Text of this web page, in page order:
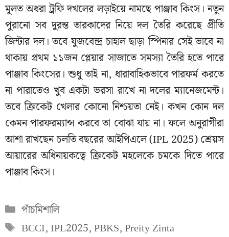
মূলত অধরা ট্রফি দখলের লড়াইয়ে নামছে পাঞ্জাব কিংস। নতুন
পুরানো সব দুরন্ত তারকাদের নিয়ে দল তৈরি করেছে প্রীতি
জিন্টার দল। তবে যুজবেন্দ্র চাহাল ছাড়া স্পিনার সেই ভাবে না
থাকায় প্রথম ১১জন প্লেয়ার সাজাতে সমস্যা তৈরি হতে পারে
পাঞ্জাব কিংসের। শুধু তাই না, ধারাবাহিকভাবে পারফর্ম করতে
না পারাতেও খুব একটা ভরসা রাখে না দলের ম্যানেজমেন্ট।
তবে ক্রিকেট খেলার কোনো নিশ্চয়তা নেই। কখন কোন দল
কেমন পারফরম্যান্স করবে তা বোঝা যায় না। ফলে অনুরাগীরা
আশা রাখছেন চলতি বছরের আইপিএলে (IPL 2025) শ্রেয়স
আয়ারের অধিনায়কত্বে ক্রিকেট মহলেকে চমকে দিতে পারে
পাঞ্জাব কিংস।
Categories
পাঁচমিশালি
Tags
BCCI, IPL2025,PBKS,Preity Zinta